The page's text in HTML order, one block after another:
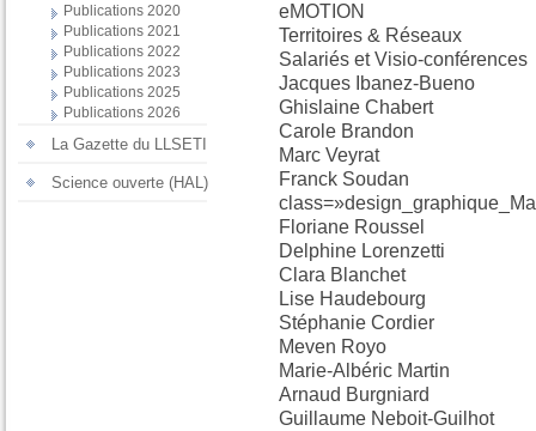
Publications 2020
Publications 2021
Publications 2022
Publications 2023
Publications 2025
Publications 2026
La Gazette du LLSETI
Science ouverte (HAL)
eMOTION
Territoires & Réseaux
Salariés et Visio-conférences
Jacques Ibanez-Bueno
Ghislaine Chabert
Carole Brandon
Marc Veyrat
Franck Soudan
Floriane Roussel
Delphine Lorenzetti
Clara Blanchet
Lise Haudebourg
Stéphanie Cordier
Meven Royo
Marie-Albéric Martin
Arnaud Burgniard
Guillaume Neboit-Guilhot